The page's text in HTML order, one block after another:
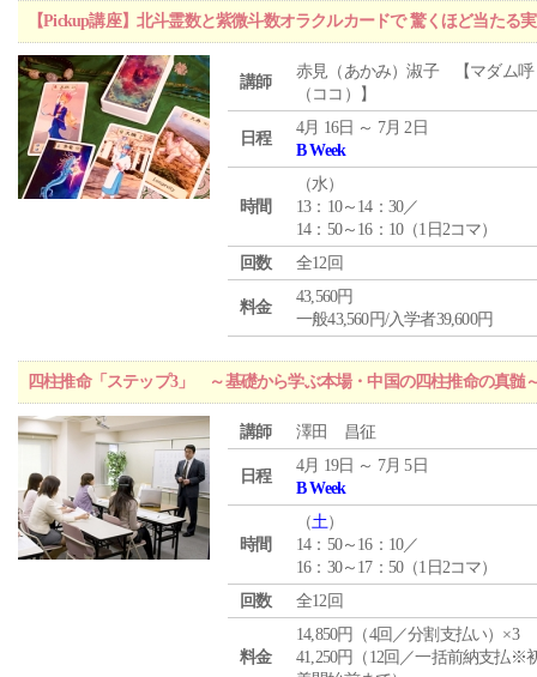
【Pickup講座】北斗霊数と紫微斗数オラクルカードで 驚くほど当たる
講師
赤見（あかみ）淑子 【マダム呼
（ココ）】
日程
4月 16日 ～ 7月 2日
B Week
時間
（水）
13：10～14：30／
14：50～16：10（1日2コマ）
回数
全12回
料金
43,560円
一般43,560円/入学者39,600円
四柱推命「ステップ3」 ～基礎から学ぶ本場・中国の四柱推命の真髄
講師 澤田 昌征
日程
4月 19日 ～ 7月 5日
B Week
時間
（土）
14：50～16：10／
16：30～17：50（1日2コマ）
回数
全12回
料金
14,850円（4回／分割支払い）×3
41,250円（12回／一括前納支払※